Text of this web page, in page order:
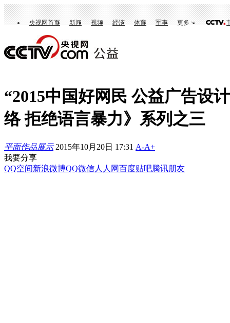
央视网首页 新闻 视频 经济 体育 军事 更多
“2015中国好网民 公益广告设
络 拒绝语言暴力》系列之三
平面作品展示 2015年10月20日 17:31 A-A+
我要分享
QQ空间新浪微博QQ微信人人网百度贴吧腾讯朋友